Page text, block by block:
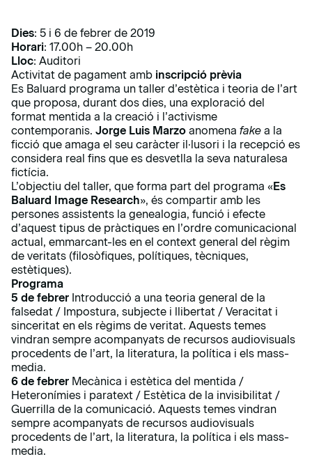
Dies: 5 i 6 de febrer de 2019
Horari: 17.00h – 20.00h
Lloc: Auditori
Activitat de pagament amb inscripció prèvia
Es Baluard programa un taller d’estètica i teoria de l’art
que proposa, durant dos dies, una exploració del
format mentida a la creació i l’activisme
contemporanis. Jorge Luis Marzo anomena fake a la
ficció que amaga el seu caràcter il·lusori i la recepció es
considera real fins que es desvetlla la seva naturalesa
fictícia.
L’objectiu del taller, que forma part del programa «Es
Baluard Image Research», és compartir amb les
persones assistents la genealogia, funció i efecte
d’aquest tipus de pràctiques en l’ordre comunicacional
actual, emmarcant-les en el context general del règim
de veritats (filosòfiques, polítiques, tècniques,
estètiques).
Programa
5 de febrer Introducció a una teoria general de la
falsedat / Impostura, subjecte i llibertat / Veracitat i
sinceritat en els règims de veritat. Aquests temes
vindran sempre acompanyats de recursos audiovisuals
procedents de l’art, la literatura, la política i els mass-
media.
6 de febrer Mecànica i estètica del mentida /
Heteronímies i paratext / Estètica de la invisibilitat /
Guerrilla de la comunicació. Aquests temes vindran
sempre acompanyats de recursos audiovisuals
procedents de l’art, la literatura, la política i els mass-
media.